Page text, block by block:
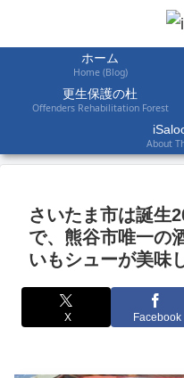
ホーム
Home (Blog)
更生保護の杜
Offenders Rehabilitation Forest
About
さいたま市は誕生
で、熊谷市唯一の
いもシューが美味
X Facebook